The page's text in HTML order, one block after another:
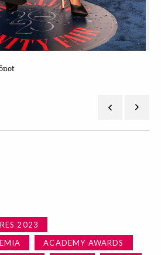
2023
ACADEMY AWARDS